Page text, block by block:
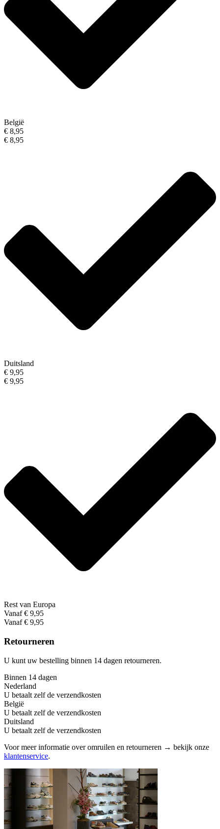
België
€ 8,95
€ 8,95
Duitsland
€ 9,95
€ 9,95
Rest van Europa
Vanaf € 9,95
Vanaf € 9,95
Retourneren
U kunt uw bestelling binnen 14 dagen retourneren.
Binnen 14 dagen
Nederland
U betaalt zelf de verzendkosten
België
U betaalt zelf de verzendkosten
Duitsland
U betaalt zelf de verzendkosten
Voor meer informatie over omruilen en retourneren → bekijk onze
klantenservice.